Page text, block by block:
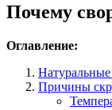
Почему
Оглавление:
Причины